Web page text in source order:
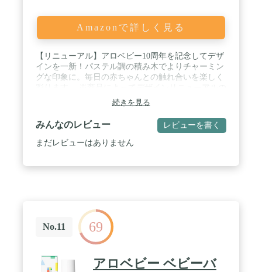
Amazonで詳しく見る
【リニューアル】アロベビー10周年を記念してデザ
インを一新！パステル調の積み木でよりチャーミン
グな印象に。毎日の赤ちゃんとの触れ合いを楽しく
時期は異なりますが、順次変更予定です。 / 【おし
りまわりの 肌荒れをケア 】オーガニックシアバタ
ーを贅沢に配合。頼れるカバー力でしっかり保湿＆
保護、肌荒れをケアします。ミルクローションより
高保湿なのに伸びが良くデリケートなおしりまわり
無添加（合成香料、合成着色料、アルコール、合成
ポリマー、パラベン、シリコン、鉱物油、石油系界
面活性剤 フリー）で新生児から使えるやさしい品
質。開発から生産まですべてがMade in Japanの国産
オーガニックです。 / 【 おむつ替えも快適な無香タ
イプ 】赤ちゃんの心地よさ、ママパパの使い心地に
続きを見る
みんなのレビュー レビューを書く
まだレビューはありません
No.11 69
アロベビー ベビーバ